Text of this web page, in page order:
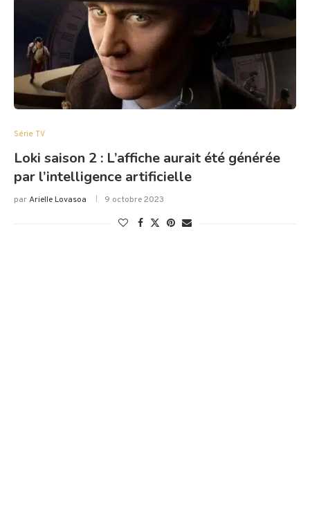
Série TV
Loki saison 2 : L’affiche aurait été générée
par l’intelligence artificielle
parArielle Lovasoa 9 octobre 2023